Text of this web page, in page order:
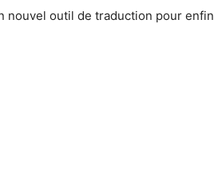
nouvel outil de traduction pour enfin